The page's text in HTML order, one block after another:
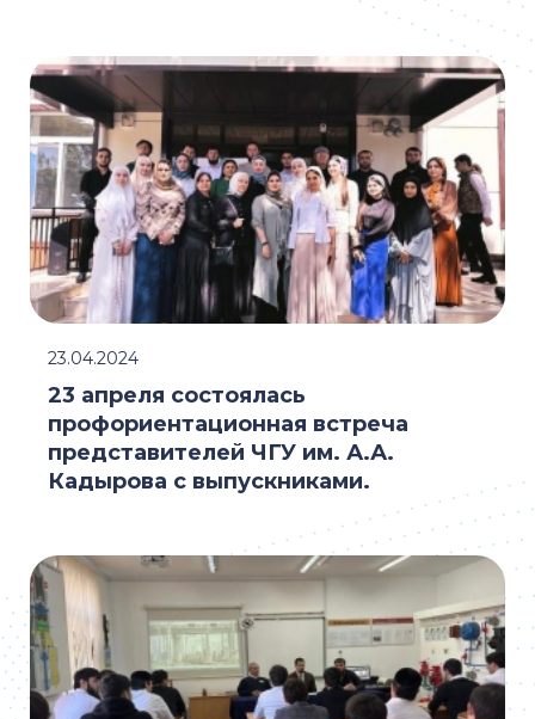
23 апреля состоялась
профориентационная встреча
представителей ЧГУ им. А.А.
Кадырова с выпускниками.
23.04.2024